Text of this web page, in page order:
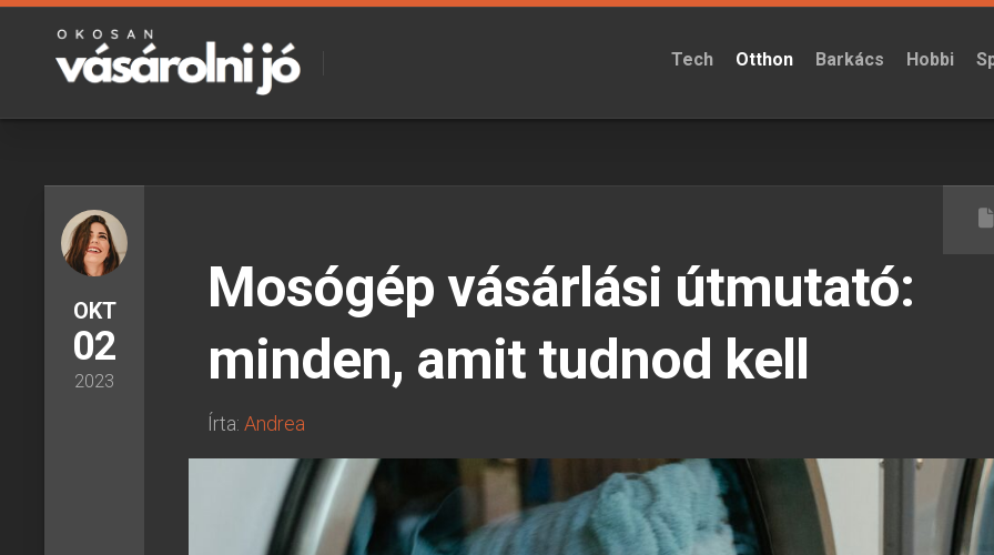
Skip
content
Tech Otthon Barkács Hobbi
OKT
02
2023
Mosógép vásárlási útmutató:
minden, amit tudnod kell
Írta: Andrea